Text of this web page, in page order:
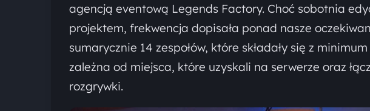
agencją eventową Legends Factory. Choć sobotnia
projektem, frekwencja dopisała ponad nasze
sumarycznie 14 zespołów, które składały się z
zależna od miejsca, które uzyskali na serwerze oraz
rozgrywki.